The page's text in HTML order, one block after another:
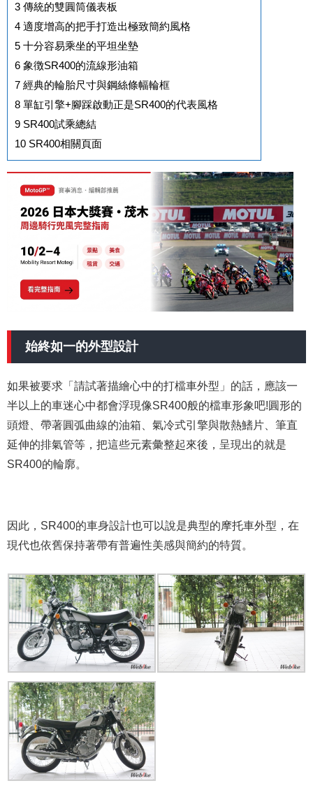
3 傳統的雙圓筒儀表板
4 適度增高的把手打造出極致簡約風格
5 十分容易乘坐的平坦坐墊
6 象徴SR400的流線形油箱
7 經典的輪胎尺寸與鋼絲條幅輪框
8 單缸引擎+腳踩啟動正是SR400的代表風格
9 SR400試乘總結
10 SR400相關頁面
始終如一的外型設計
如果被要求「請試著描繪心中的打檔車外型」的話，應該一
半以上的車迷心中都會浮現像SR400般的檔車形象吧!圓形的
頭燈、帶著圓弧曲線的油箱、氣冷式引擎與散熱鰭片、筆直
延伸的排氣管等，把這些元素彙整起來後，呈現出的就是
SR400的輪廓。
因此，SR400的車身設計也可以說是典型的摩托車外型，在
現代也依舊保持著帶有普遍性美感與簡約的特質。